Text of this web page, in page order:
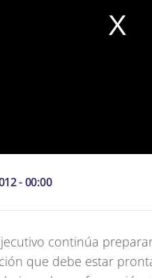
- 00:00
continúa
que debe estar